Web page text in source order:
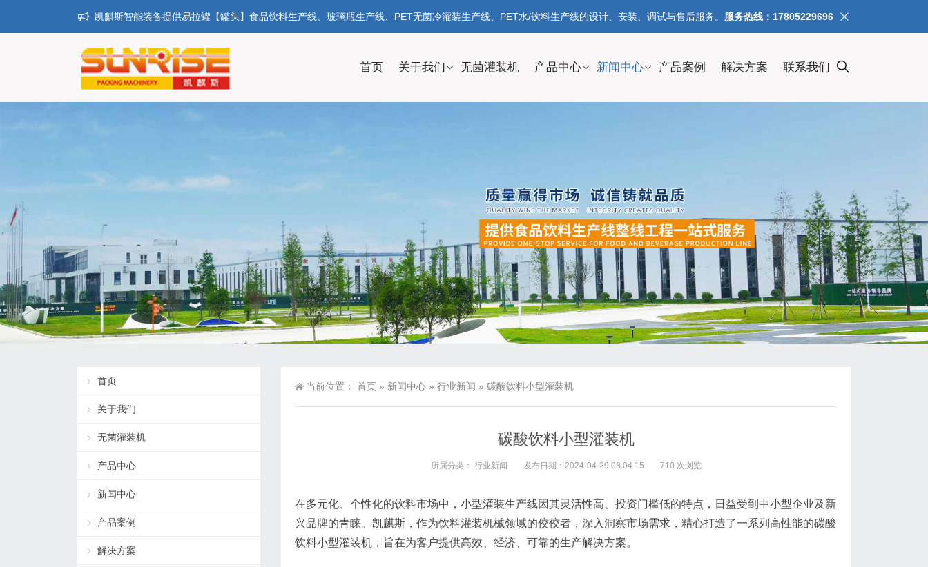
凯麒斯智能装备提供易拉罐【罐头】食品饮料生产线、玻璃瓶生产线、PET无菌冷灌装生产线、PET水/饮料生产线的设计、安装、调试与售后服务。 服务热线：17805229696
首页 关于我们 无菌灌装机 产品中心 新闻中心 产品案例 解决方案 联系我们
当前位置： 首页 » 新闻中心 » 行业新闻 » 碳酸饮料小型灌装机
碳酸饮料小型灌装机
所属分类： 行业新闻 发布日期：2024-04-29 08:04:15 710 次浏览
在多元化、个性化的饮料市场中，小型灌装生产线因其灵活性高、投资门槛低的特点，日益受到中小型企业及新
兴品牌的青睐。凯麒斯，作为饮料灌装机械领域的佼佼者，深入洞察市场需求，精心打造了一系列高性能的碳酸
饮料小型灌装机，旨在为客户提供高效、经济、可靠的生产解决方案。
首页
关于我们
无菌灌装机
产品中心
新闻中心
产品案例
解决方案